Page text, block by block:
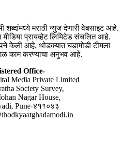
शब्दांमध्ये मराठी न्युज देणारी वेबसाइट आहे.
मीडिया प्रायव्हेट लिमिटेड संचलित आहे.
केली आहे, थोडक्यात घडामोडी टीमला
काम करण्याचा अनुभव आहे.
Office-
Media Private Limited
Society Survey,
Nagar House,
Pune-४११०४३